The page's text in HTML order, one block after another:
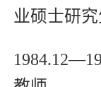
业硕士研究